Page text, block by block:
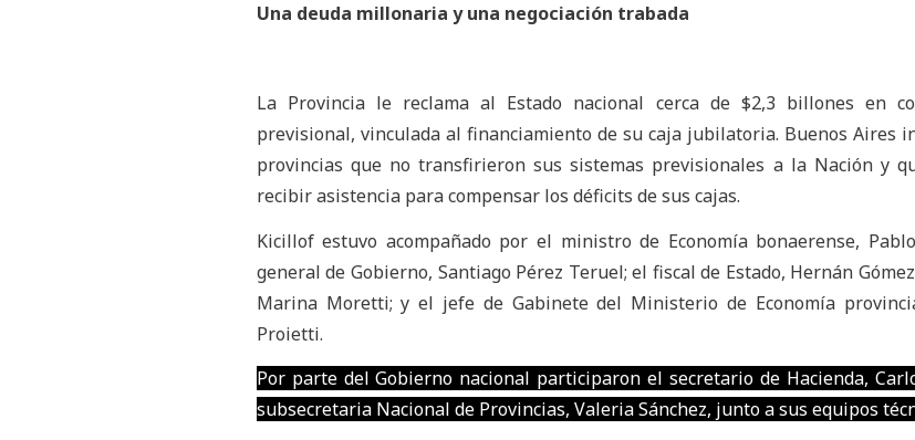
Una deuda millonaria y una negociación trabada
La Provincia le reclama al Estado nacional cerca de $2,3 billones en
previsional, vinculada al financiamiento de su caja jubilatoria. Buenos Aires
provincias que no transfirieron sus sistemas previsionales a la Nación y
recibir asistencia para compensar los déficits de sus cajas.
Kicillof estuvo acompañado por el ministro de Economía bonaerense,
general de Gobierno, Santiago Pérez Teruel; el fiscal de Estado, Hernán
Marina Moretti; y el jefe de Gabinete del Ministerio de Economía
Proietti.
Por parte del Gobierno nacional participaron el secretario de Hacienda,
subsecretaria Nacional de Provincias, Valeria Sánchez, junto a sus equipos